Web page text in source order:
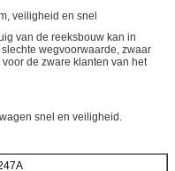
veiligheid en snel
van de reeksbouw kan in
wegvoorwaarde, zwaar
de zware klanten van het
snel en veiligheid.